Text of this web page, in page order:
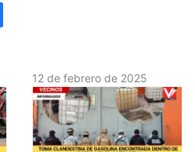
12 de febrero de 2025